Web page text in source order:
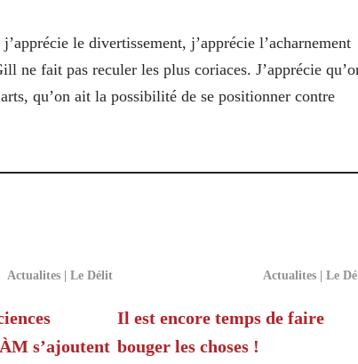
le divertissement, j’apprécie l’acharnement
ne fait pas reculer les plus coriaces. J’apprécie
qu’on ait la possibilité de se positionner contre
Actualites | Le Délit
s’ajoutent
Actualites | Le
Il est encore temps de faire
bouger les choses !